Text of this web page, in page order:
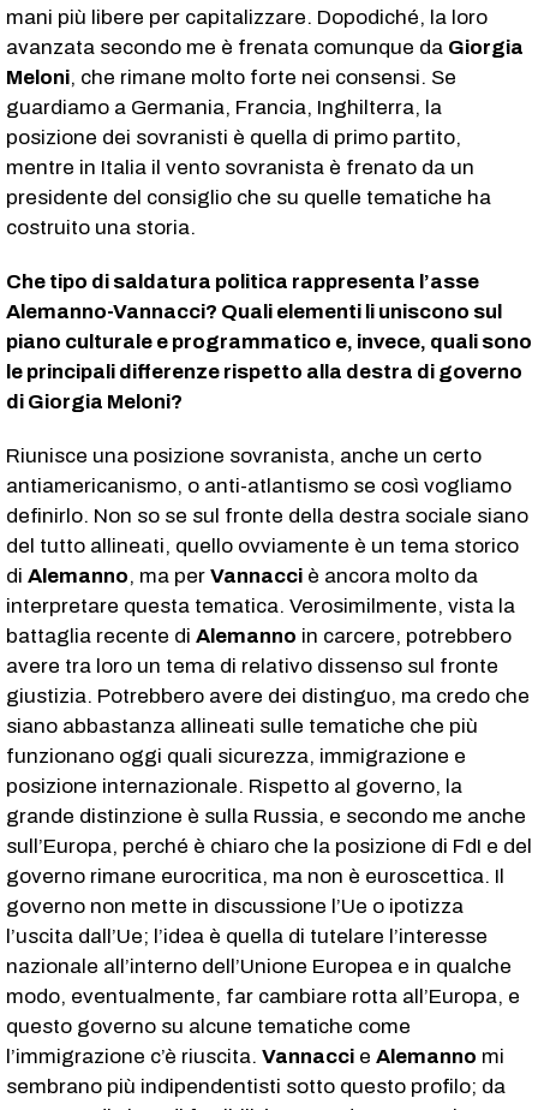
mani più libere per capitalizzare. Dopodiché, la loro
avanzata secondo me è frenata comunque da Giorgia
Meloni, che rimane molto forte nei consensi. Se
guardiamo a Germania, Francia, Inghilterra, la
posizione dei sovranisti è quella di primo partito,
mentre in Italia il vento sovranista è frenato da un
presidente del consiglio che su quelle tematiche ha
costruito una storia.
Che tipo di saldatura politica rappresenta l’asse
Alemanno-Vannacci? Quali elementi li uniscono sul
piano culturale e programmatico e, invece, quali sono
le principali differenze rispetto alla destra di governo
di Giorgia Meloni?
Riunisce una posizione sovranista, anche un certo
antiamericanismo, o anti-atlantismo se così vogliamo
definirlo. Non so se sul fronte della destra sociale siano
del tutto allineati, quello ovviamente è un tema storico
di Alemanno, ma per Vannacci è ancora molto da
interpretare questa tematica. Verosimilmente, vista la
battaglia recente di Alemanno in carcere, potrebbero
avere tra loro un tema di relativo dissenso sul fronte
giustizia. Potrebbero avere dei distinguo, ma credo che
siano abbastanza allineati sulle tematiche che più
funzionano oggi quali sicurezza, immigrazione e
posizione internazionale. Rispetto al governo, la
grande distinzione è sulla Russia, e secondo me anche
sull’Europa, perché è chiaro che la posizione di FdI e del
governo rimane eurocritica, ma non è euroscettica. Il
governo non mette in discussione l’Ue o ipotizza
l’uscita dall’Ue; l’idea è quella di tutelare l’interesse
nazionale all’interno dell’Unione Europea e in qualche
modo, eventualmente, far cambiare rotta all’Europa, e
questo governo su alcune tematiche come
l’immigrazione c’è riuscita. Vannacci e Alemanno mi
sembrano più indipendentisti sotto questo profilo; da